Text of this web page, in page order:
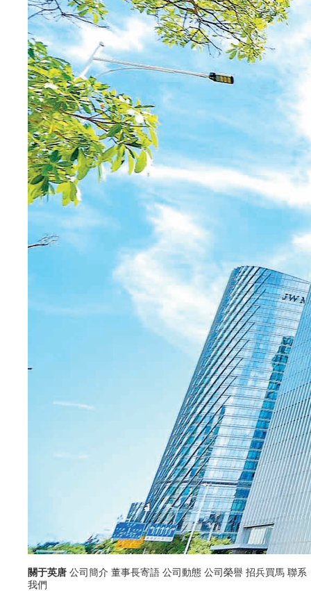
關于英唐 公司簡介 董事長寄語 公司動態 公司榮譽 招兵買馬 聯系
我們
2025-07-25
英唐智控受邀參加中國一汽紅旗供應鏈創新科技展
7月15日，中國一汽紅旗“技領時代，智創未來”第七屆供應
鏈創新科技展在長春一汽總部NBD中庭隆重舉行。長春市政府
領導，行業協會領導，中國一汽領導班子成員和相關部門負責
人，以及53家來自全國各地的新技術科技供應商伙伴，共同出席
開幕儀式。 英唐智控作為中國一汽合作伙伴，攜最新研發成
果亮相科技展，總經理蔣偉東受邀出席本次開幕式。車載顯示芯
片亮相科技展 開幕式結束后，中國一汽總部高層攜市里有關
了解更多